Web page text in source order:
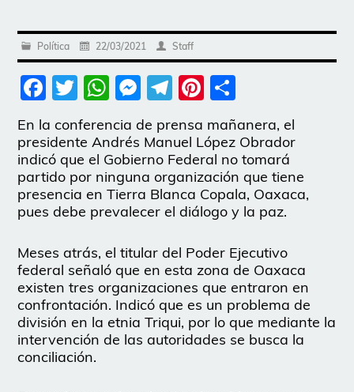
Política 22/03/2021 Staff
Facebook
Twitter
WhatsApp
Messenger
Telegram
Pinterest
En la conferencia de prensa mañanera, el
presidente Andrés Manuel López Obrador
indicó que el Gobierno Federal no tomará
partido por ninguna organización que tiene
presencia en Tierra Blanca Copala, Oaxaca,
pues debe prevalecer el diálogo y la paz.
Meses atrás, el titular del Poder Ejecutivo
federal señaló que en esta zona de Oaxaca
existen tres organizaciones que entraron en
confrontación. Indicó que es un problema de
división en la etnia Triqui, por lo que mediante la
intervención de las autoridades se busca la
conciliación.